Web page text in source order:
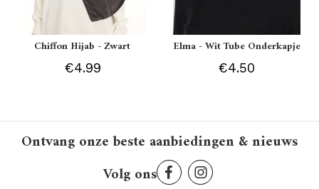
Chiffon Hijab - Zwart
€4.99
Elma - Wit Tube Onderkapje
€4.50
Ontvang onze beste aanbiedingen & nieuws
Volg ons